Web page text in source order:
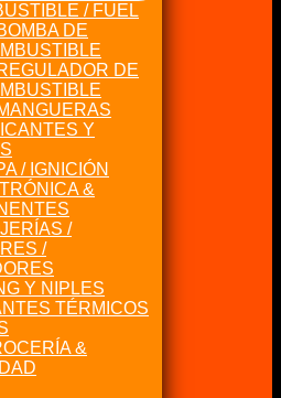
/ FUEL
DE
DE
Y
/ IGNICIÓN
&
/
/
Y NIPLES
TÉRMICOS
&